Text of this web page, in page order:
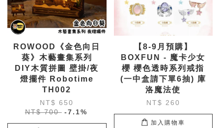
ROWOOD《金色向日
葵》木藝畫集系列
DIY木質拼圖 壁掛/夜
燈擺件 Robotime
TH002
NT$ 650
NT$ 700 -7.1%
【8-9月預購】
BOXFUN - 魔卡少女
櫻 櫻色透時系列戒指
(一中盒請下單6抽) 庫
洛魔法使
NT$ 260
加入購物車